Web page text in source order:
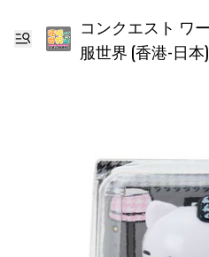
コンクエスト ワールド 征
服世界 (香港-日本)